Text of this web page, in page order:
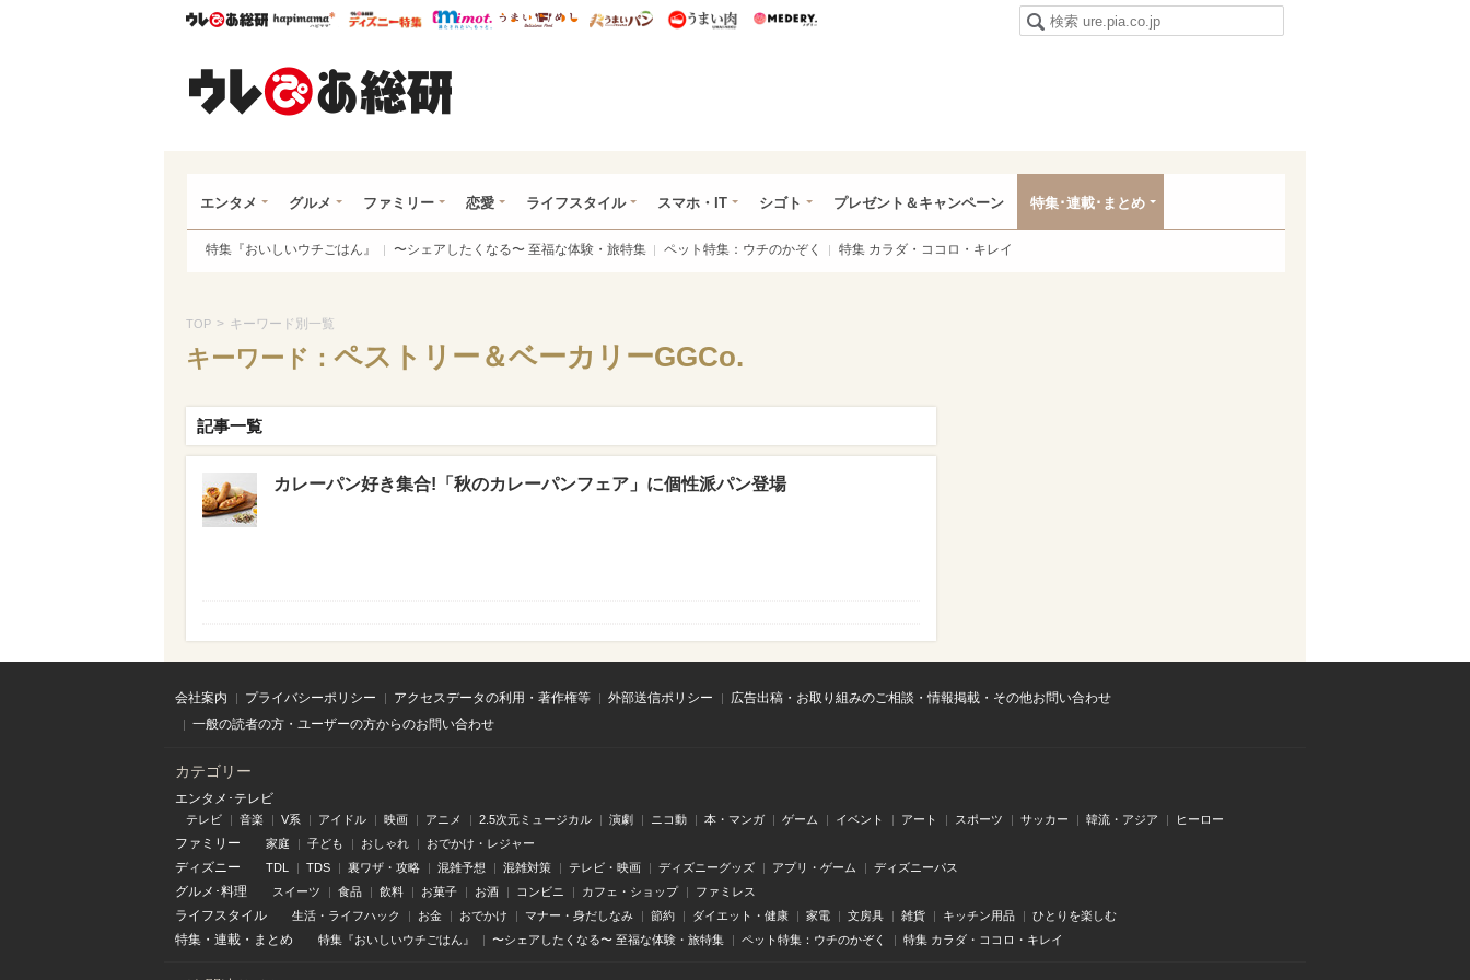
ウレぴあ総研ハピママ* ウレぴあ総研 ディズニー特集
mimot. うまいめし うまいパン うまい肉
エンタメ グルメ ファミリー 恋愛 ライフスタイル スマホ・IT シゴト プレゼント＆キャンペーン 特集･連載･まとめ
特集『おいしいウチごはん』 〜シェアしたくなる〜 至福な体験・旅特集 ペット特集：ウチのかぞく 特集 カラダ・ココロ・キレイ
TOP > キーワード別一覧
キーワード： ペストリー＆ベーカリーGGCo.
記事一覧
カレーパン好き集合!「秋のカレーパンフェア」に個性派パン登場
会社案内 プライバシーポリシー アクセスデータの利用・著作権等 外部送信ポリシー
広告出稿・お取り組みのご相談・情報掲載・その他お問い合わせ
一般の読者の方・ユーザーの方からのお問い合わせ
カテゴリー
エンタメ･テレビ
テレビ 音楽 V系 アイドル 映画 アニメ 2.5次元ミュージカル 演劇 ニコ動 本・マンガ ゲーム イベント アート スポーツ サッカー 韓流・アジア ヒーロー
ファミリー 家庭 子ども おしゃれ おでかけ・レジャー
ディズニー TDL TDS 裏ワザ・攻略 混雑予想 混雑対策 テレビ・映画 ディズニーグッズ アプリ・ゲーム ディズニーパス
グルメ･料理 スイーツ 食品 飲料 お菓子 お酒 コンビニ カフェ・ショップ ファミレス
ライフスタイル 生活・ライフハック お金 おでかけ マナー・身だしなみ 節約 ダイエット・健康 家電 文房具 雑貨 キッチン用品 ひとりを楽しむ
特集 ・ 連載 ・ まとめ 特集『おいしいウチごはん』 〜シェアしたくなる〜 至福な体験・旅特集 ペット特集：ウチのかぞく 特集 カラダ・ココロ・キレイ